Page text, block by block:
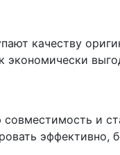
качеству
экономически
и
эффективно,